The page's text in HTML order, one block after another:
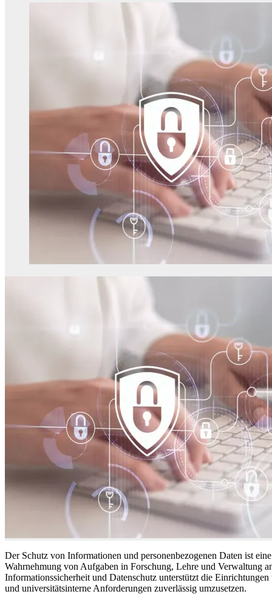
Der Schutz von Informationen und personenbezogenen Daten ist
Wahrnehmung von Aufgaben in Forschung, Lehre und Verwaltung
Informationssicherheit und Datenschutz unterstützt die
und universitätsinterne Anforderungen zuverlässig umzusetzen.